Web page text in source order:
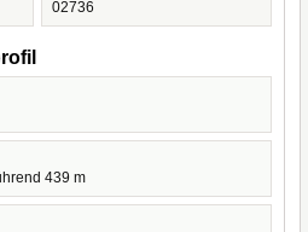
02736
439 m